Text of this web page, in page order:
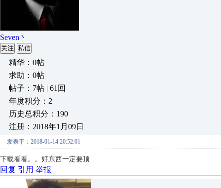
Seven丶
关注 私信
精华：0帖
求助：0帖
帖子：7帖 | 61回
年度积分：2
历史总积分：190
注册：2018年1月09日
发表于：2018-01-14 20:52:01
下载看看。。好东西一定要顶
回复 引用 举报